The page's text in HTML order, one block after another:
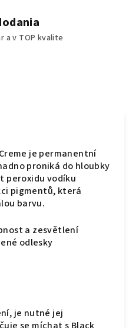
a v TOP kvalite
je permanentní
proniká do hloubky
peroxidu vodíku
pigmentů, která
barvu.
a zesvětlení
odlesky
je nutné jej